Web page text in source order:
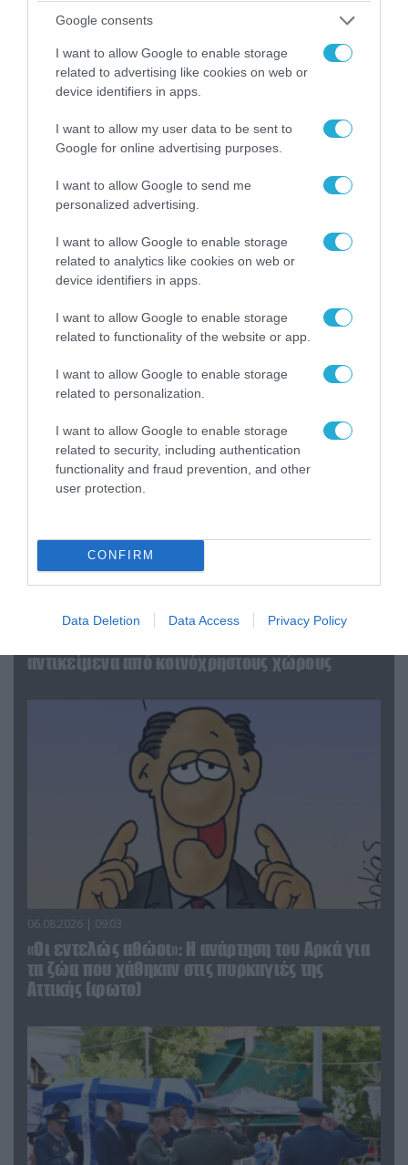
Google consents
I want to allow Google to enable storage
related to advertising like cookies on web or
device identifiers in apps.
I want to allow my user data to be sent to
Google for online advertising purposes.
I want to allow Google to send me
personalized advertising.
I want to allow Google to enable storage
related to analytics like cookies on web or
device identifiers in apps.
I want to allow Google to enable storage
related to functionality of the website or app.
I want to allow Google to enable storage
related to personalization.
I want to allow Google to enable storage
related to security, including authentication
functionality and fraud prevention, and other
user protection.
CONFIRM
Data Deletion Data Access Privacy Policy
του Αρκά για τα τατουάζ (φωτο)
07.08.2026 | 20:02
Κωνσταντίνο Ζούλα από τον ΣΚΑΪ – Ο λόγος της
απομάκρυνσής του
«Επιχείρηση ελεύθερα πεζοδρόμια» στην
αντικείμενα από κοινόχρηστους χώρους
06.08.2026 | 09:03
«Οι εντελώς αθώοι»: Η ανάρτηση του Αρκά για
τα ζώα που χάθηκαν στις πυρκαγιές της
Αττικής (φωτο)